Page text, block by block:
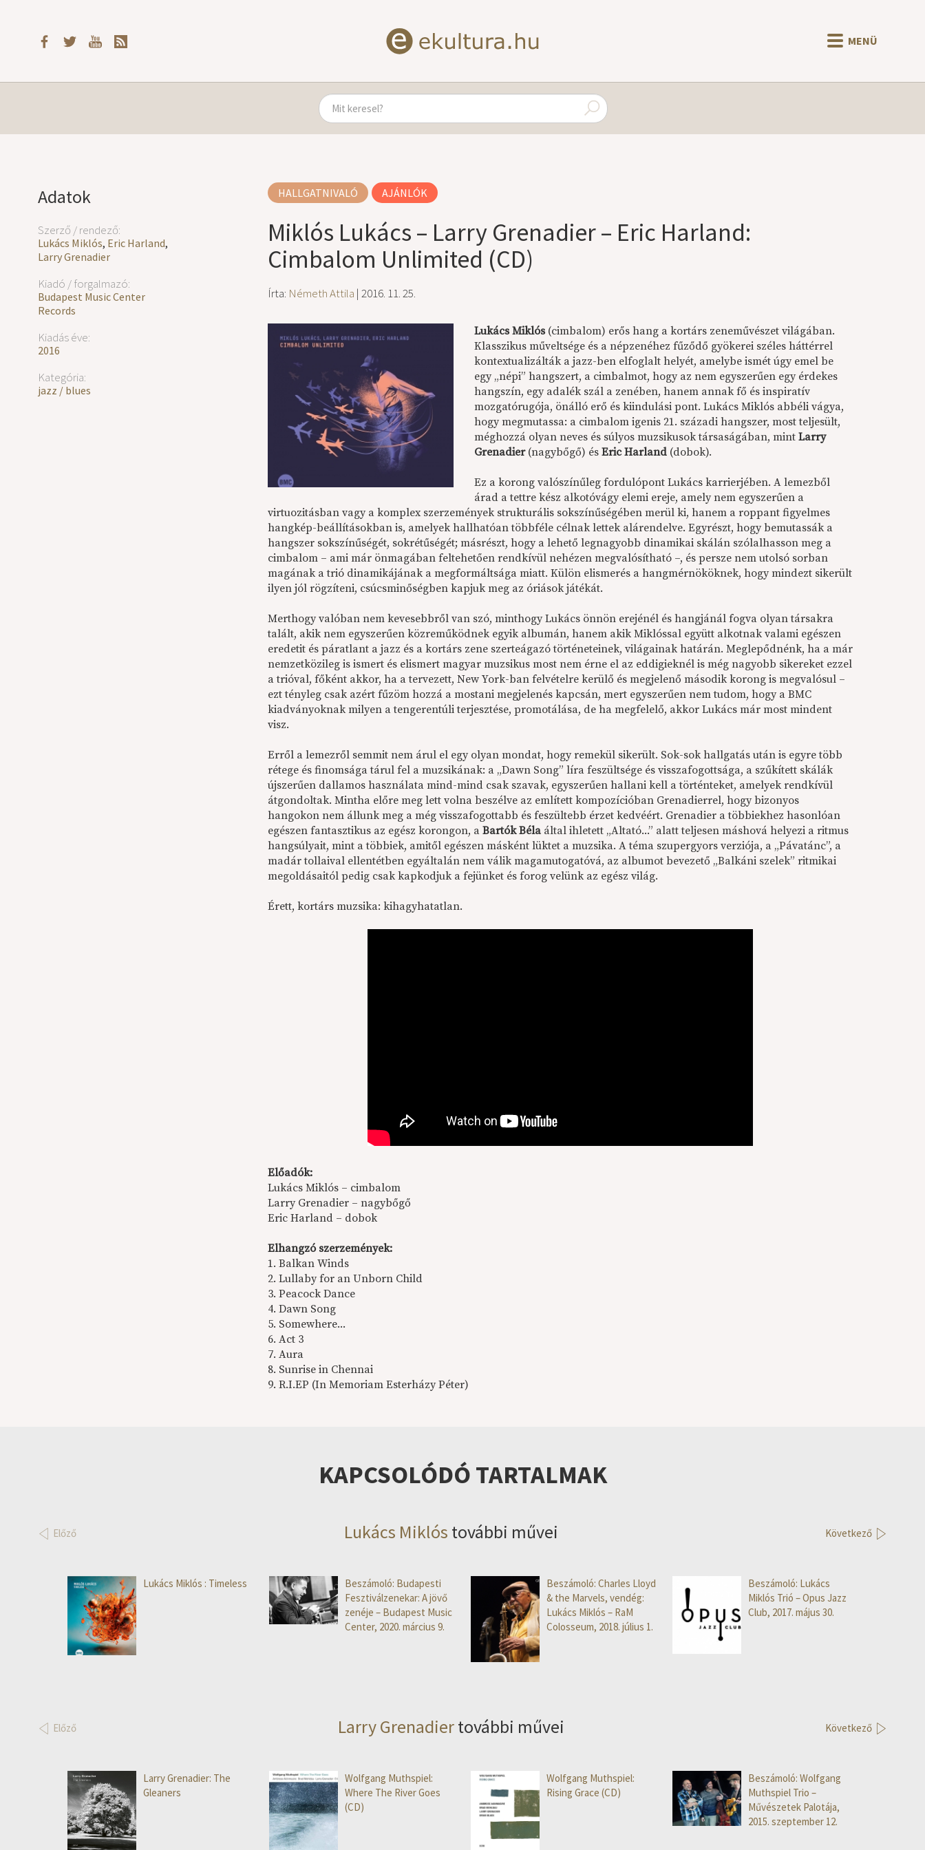
MENÜ
Adatok
Szerző / rendező:
Lukács Miklós, Eric Harland,
Larry Grenadier
Kiadó / forgalmazó:
Budapest Music Center
Records
Kiadás éve:
2016
Kategória:
jazz / blues
HALLGATNIVALÓ AJÁNLÓK
Miklós Lukács – Larry Grenadier – Eric Harland:
Cimbalom Unlimited (CD)
Írta: Németh Attila | 2016. 11. 25.
Lukács Miklós(cimbalom) erős hang a kortárs zeneművészet világában.
Klasszikus műveltsége és a népzenéhez fűződő gyökerei széles háttérrel
kontextualizálták a jazz-ben elfoglalt helyét, amelybe ismét úgy emel be
egy „népi” hangszert, a cimbalmot, hogy az nem egyszerűen egy érdekes
hangszín, egy adalék szál a zenében, hanem annak fő és inspiratív
mozgatórugója, önálló erő és kiindulási pont. Lukács Miklós abbéli vágya,
hogy megmutassa: a cimbalom igenis 21. századi hangszer, most teljesült,
méghozzá olyan neves és súlyos muzsikusok társaságában, mintLarry
Grenadier(nagybőgő) ésEric Harland (dobok).
Ez a korong valószínűleg fordulópont Lukács karrierjében. A lemezből
árad a tettre kész alkotóvágy elemi ereje, amely nem egyszerűen a
virtuozitásban vagy a komplex szerzemények strukturális sokszínűségében merül ki, hanem a roppant figyelmes
hangkép-beállításokban is, amelyek hallhatóan többféle célnak lettek alárendelve. Egyrészt, hogy bemutassák a
hangszer sokszínűségét, sokrétűségét; másrészt, hogy a lehető legnagyobb dinamikai skálán szólalhasson meg a
cimbalom – ami már önmagában feltehetően rendkívül nehézen megvalósítható –, és persze nem utolsó sorban
magának a trió dinamikájának a megformáltsága miatt. Külön elismerés a hangmérnököknek, hogy mindezt sikerült
ilyen jól rögzíteni, csúcsminőségben kapjuk meg az óriások játékát.
Merthogy valóban nem kevesebbről van szó, minthogy Lukács önnön erejénél és hangjánál fogva olyan társakra
talált, akik nem egyszerűen közreműködnek egyik albumán, hanem akik Miklóssal együtt alkotnak valami egészen
eredetit és páratlant a jazz és a kortárs zene szerteágazó történeteinek, világainak határán. Meglepődnénk, ha a már
nemzetközileg is ismert és elismert magyar muzsikus most nem érne el az eddigieknél is még nagyobb sikereket ezzel
a trióval, főként akkor, ha a tervezett, New York-ban felvételre kerülő és megjelenő második korong is megvalósul –
ezt tényleg csak azért fűzöm hozzá a mostani megjelenés kapcsán, mert egyszerűen nem tudom, hogy a BMC
kiadványoknak milyen a tengerentúli terjesztése, promotálása, de ha megfelelő, akkor Lukács már most mindent
visz.
Erről a lemezről semmit nem árul el egy olyan mondat, hogy remekül sikerült. Sok-sok hallgatás után is egyre több
rétege és finomsága tárul fel a muzsikának: a „Dawn Song” líra feszültsége és visszafogottsága, a szűkített skálák
újszerűen dallamos használata mind-mind csak szavak, egyszerűen hallani kell a történteket, amelyek rendkívül
átgondoltak. Mintha előre meg lett volna beszélve az említett kompozícióban Grenadierrel, hogy bizonyos
hangokon nem állunk meg a még visszafogottabb és feszültebb érzet kedvéért. Grenadier a többiekhez hasonlóan
egészen fantasztikus az egész korongon, aBartók Béla által ihletett „Altató...” alatt teljesen máshová helyezi a ritmus
hangsúlyait, mint a többiek, amitől egészen másként lüktet a muzsika. A téma szupergyors verziója, a „Pávatánc”, a
madár tollaival ellentétben egyáltalán nem válik magamutogatóvá, az albumot bevezető „Balkáni szelek” ritmikai
megoldásaitól pedig csak kapkodjuk a fejünket és forog velünk az egész világ.
Érett, kortárs muzsika: kihagyhatatlan.
Előadók:
Lukács Miklós – cimbalom
Larry Grenadier – nagybőgő
Eric Harland – dobok
Elhangzó szerzemények:
1. Balkan Winds
2. Lullaby for an Unborn Child
3. Peacock Dance
4. Dawn Song
5. Somewhere...
6. Act 3
7. Aura
8. Sunrise in Chennai
9. R.I.EP (In Memoriam Esterházy Péter)
KAPCSOLÓDÓ TARTALMAK
Előző Lukács Miklós további művei Következő
Lukács Miklós : Timeless
Beszámoló: Budapesti
Fesztiválzenekar: A jövő
zenéje – Budapest Music
Center, 2020. március 9.
Beszámoló: Charles Lloyd
& the Marvels, vendég:
Lukács Miklós – RaM
Colosseum, 2018. július 1.
Beszámoló: Lukács
Miklós Trió – Opus Jazz
Club, 2017. május 30.
Előző Larry Grenadiertovábbi művei Következő
Larry Grenadier: The
Gleaners
Wolfgang Muthspiel:
Where The River Goes
(CD)
Wolfgang Muthspiel:
Rising Grace (CD)
Beszámoló: Wolfgang
Muthspiel Trio –
Művészetek Palotája,
2015. szeptember 12.